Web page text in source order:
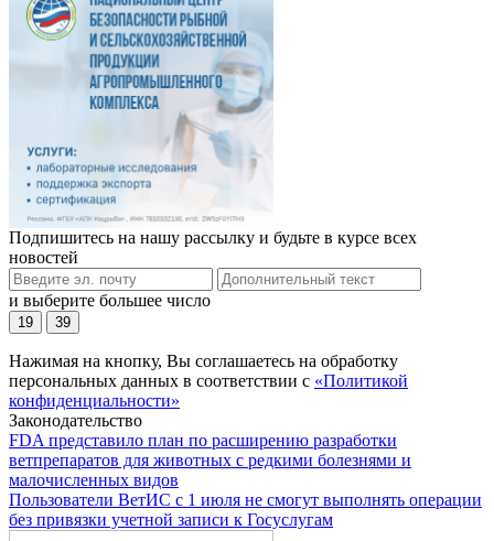
Подпишитесь на нашу рассылку и будьте в курсе всех
новостей
и выберите большее число
19 39
Нажимая на кнопку, Вы соглашаетесь на обработку
персональных данных в соответствии с «Политикой
конфиденциальности»
Законодательство
FDA представило план по расширению разработки
ветпрепаратов для животных с редкими болезнями и
малочисленных видов
Пользователи ВетИС с 1 июля не смогут выполнять операции
без привязки учетной записи к Госуслугам